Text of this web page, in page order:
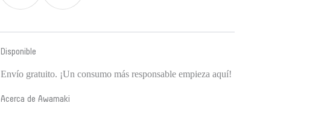
Disponible
Envío gratuito. ¡Un consumo más responsable empieza aquí!
Acerca de Awamaki
cantidad